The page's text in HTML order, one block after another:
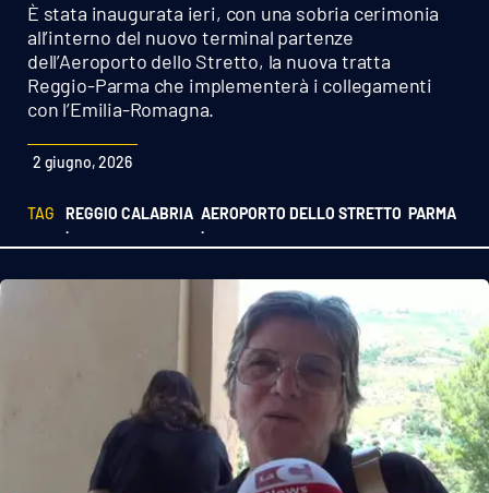
Sport
Cultura
Podcast
Editoriali
Cronaca
È stata inaugurata ieri, con una sobria cerimonia
all’interno del nuovo terminal partenze
dell’Aeroporto dello Stretto, la nuova tratta
Reggio-Parma che implementerà i collegamenti
con l’Emilia-Romagna.
2 giugno, 2026
TAG
REGGIO CALABRIA
·
AEROPORTO DELLO STRETTO
·
PARMA